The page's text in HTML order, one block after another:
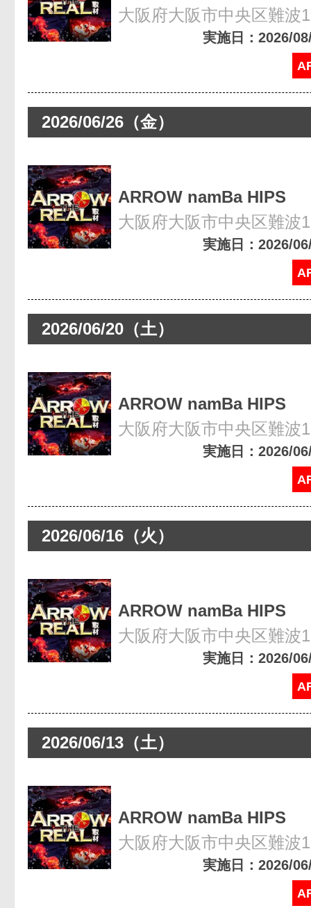
大阪府大阪市中央区難波
実施日：2026/
2026/06/26（金）
ARROW namBa HIPS
大阪府大阪市中央区難波
実施日：2026/
2026/06/20（土）
ARROW namBa HIPS
大阪府大阪市中央区難波
実施日：2026/
2026/06/16（火）
ARROW namBa HIPS
大阪府大阪市中央区難波
実施日：2026/
2026/06/13（土）
ARROW namBa HIPS
大阪府大阪市中央区難波
実施日：2026/